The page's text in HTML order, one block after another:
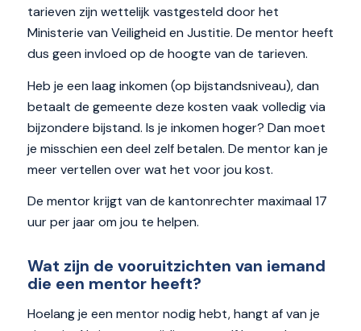
tarieven zijn wettelijk vastgesteld door het
Ministerie van Veiligheid en Justitie. De mentor heeft
dus geen invloed op de hoogte van de tarieven.
Heb je een laag inkomen (op bijstandsniveau), dan
betaalt de gemeente deze kosten vaak volledig via
bijzondere bijstand. Is je inkomen hoger? Dan moet
je misschien een deel zelf betalen. De mentor kan je
meer vertellen over wat het voor jou kost.
De mentor krijgt van de kantonrechter maximaal 17
uur per jaar om jou te helpen.
Wat zijn de vooruitzichten van iemand
die een mentor heeft?
Hoelang je een mentor nodig hebt, hangt af van je